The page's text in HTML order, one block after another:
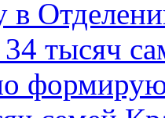
в
тысяч